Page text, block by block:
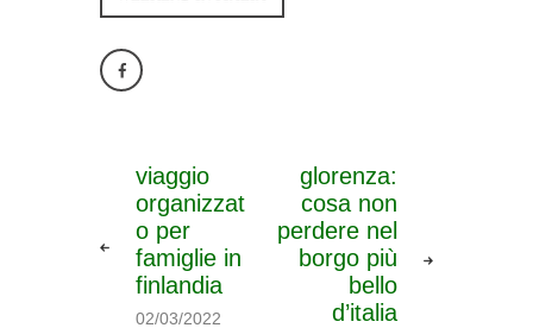
viaggio
organizzat
o per
famiglie in
finlandia
02/03/2022
glorenza:
cosa non
perdere nel
borgo più
bello
d’italia